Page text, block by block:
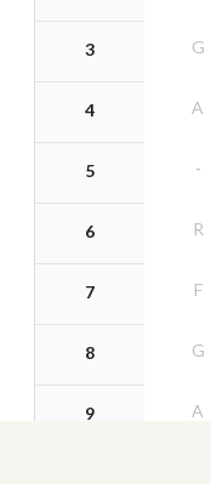
3
4
5
6
7
8
9
G
A
-
R
F
G
A